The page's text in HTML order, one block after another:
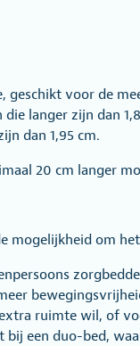
geschikt voor de
langer zijn dan
dan 1,95 cm.
20 cm langer
mogelijkheid om
ruimte wil, of
bij een duo-bed,